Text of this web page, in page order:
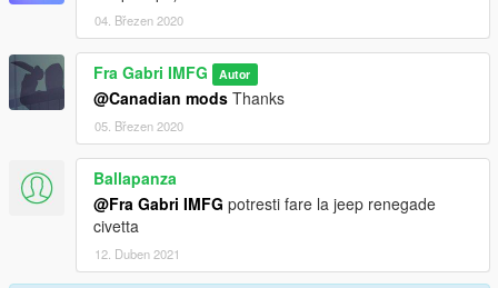
04. Březen 2020
Fra Gabri IMFG Autor
@Canadian mods Thanks
05. Březen 2020
Ballapanza
@Fra Gabri IMFG potresti fare la jeep renegade
civetta
12. Duben 2021